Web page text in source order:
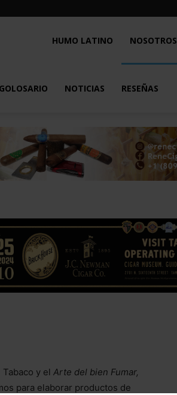
Latino
HUMO LATINO NOSOTROS
GOLOSARIO NOTICIAS RESEÑAS
y el Arte del bien Fumar,
para elaborar productos de